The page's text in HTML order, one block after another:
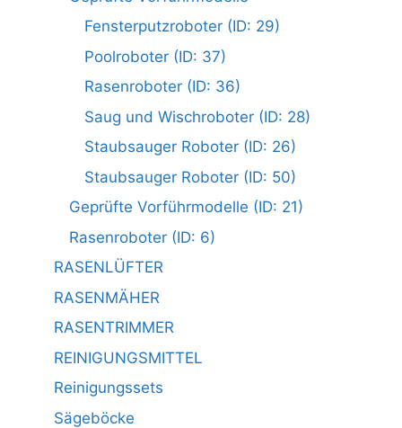
Fensterputzroboter (ID: 29)
Poolroboter (ID: 37)
Rasenroboter (ID: 36)
Saug und Wischroboter (ID: 28)
Staubsauger Roboter (ID: 26)
Staubsauger Roboter (ID: 50)
Geprüfte Vorführmodelle (ID: 21)
Rasenroboter (ID: 6)
RASENLÜFTER
RASENMÄHER
RASENTRIMMER
REINIGUNGSMITTEL
Reinigungssets
Sägeböcke